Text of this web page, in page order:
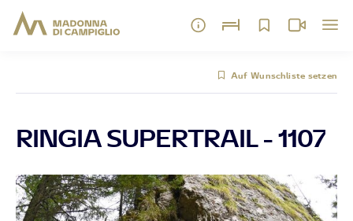
Auf Wunschliste setzen
RINGIA SUPERTRAIL - 1107